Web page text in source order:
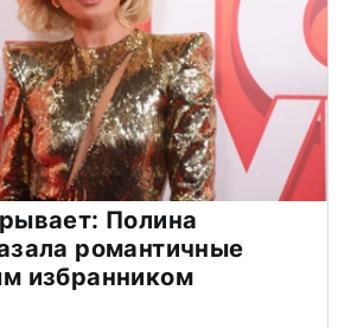
Полина
романтичные
избранником